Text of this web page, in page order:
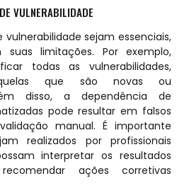
VULNERABILIDADE
vulnerabilidade sejam essenciais,
limitações. Por exemplo,
todas as vulnerabilidades,
que são novas ou
disso, a dependência de
pode resultar em falsos
manual. É importante
realizados por profissionais
interpretar os resultados
ações corretivas